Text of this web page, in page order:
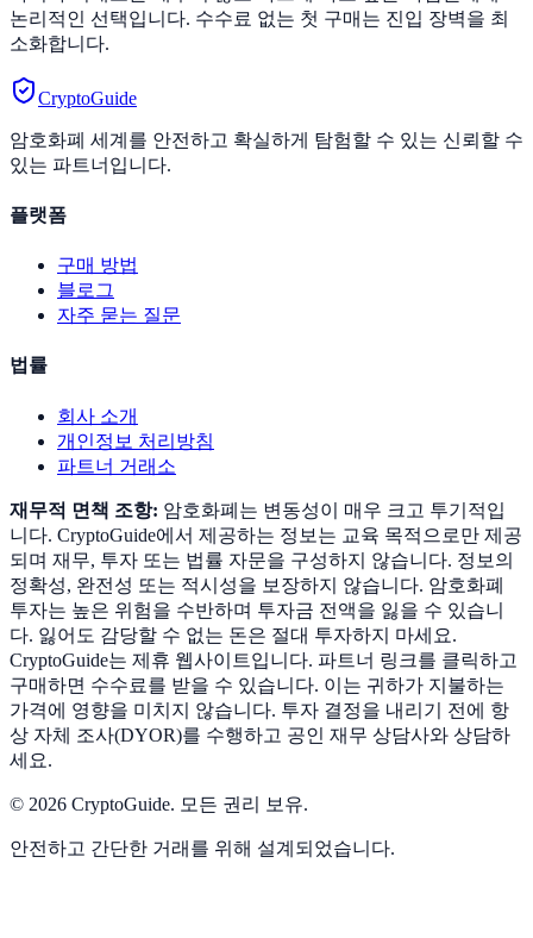
논리적인 선택입니다. 수수료 없는 첫 구매는 진입 장벽을 최
소화합니다.
CryptoGuide
암호화폐 세계를 안전하고 확실하게 탐험할 수 있는 신뢰할 수
있는 파트너입니다.
플랫폼
구매 방법
블로그
자주 묻는 질문
법률
회사 소개
개인정보 처리방침
파트너 거래소
재무적 면책 조항: 암호화폐는 변동성이 매우 크고 투기적입
니다. CryptoGuide에서 제공하는 정보는 교육 목적으로만 제공
되며 재무, 투자 또는 법률 자문을 구성하지 않습니다. 정보의
정확성, 완전성 또는 적시성을 보장하지 않습니다. 암호화폐
투자는 높은 위험을 수반하며 투자금 전액을 잃을 수 있습니
다. 잃어도 감당할 수 없는 돈은 절대 투자하지 마세요.
CryptoGuide는 제휴 웹사이트입니다. 파트너 링크를 클릭하고
구매하면 수수료를 받을 수 있습니다. 이는 귀하가 지불하는
가격에 영향을 미치지 않습니다. 투자 결정을 내리기 전에 항
상 자체 조사(DYOR)를 수행하고 공인 재무 상담사와 상담하
세요.
© 2026 CryptoGuide. 모든 권리 보유.
안전하고 간단한 거래를 위해 설계되었습니다.